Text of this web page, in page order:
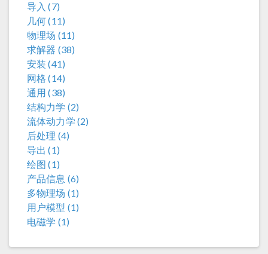
导入 (7)
几何 (11)
物理场 (11)
求解器 (38)
安装 (41)
网格 (14)
通用 (38)
结构力学 (2)
流体动力学 (2)
后处理 (4)
导出 (1)
绘图 (1)
产品信息 (6)
多物理场 (1)
用户模型 (1)
电磁学 (1)